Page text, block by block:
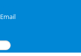
Email